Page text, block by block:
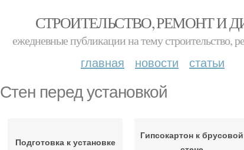
СТРОИТЕЛЬСТВО, РЕМОНТ И
ежедневные публикации на тему строительство,
главная новости статьи
Стен перед установкой
Подготовка к установке
Гипсокартон к брусовой